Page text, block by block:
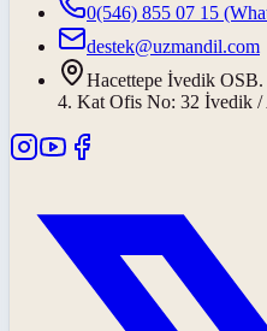
0(546) 855 07 15
destek@uzmandil.com
Hacettepe İvedik
4. Kat Ofis No: 32 İvedik